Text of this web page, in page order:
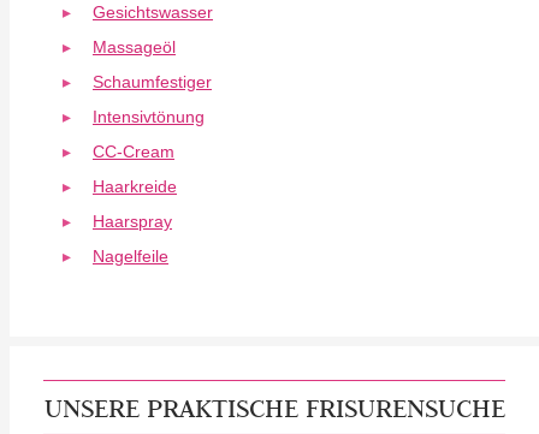
Gesichtswasser
Massageöl
Schaumfestiger
Intensivtönung
CC-Cream
Haarkreide
Haarspray
Nagelfeile
UNSERE PRAKTISCHE FRISURENSUCHE